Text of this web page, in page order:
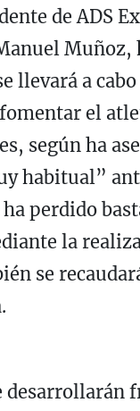
de ADS
Muñoz,
llevará a
el
según ha
habitual”
perdido
la
se
desarrollarán